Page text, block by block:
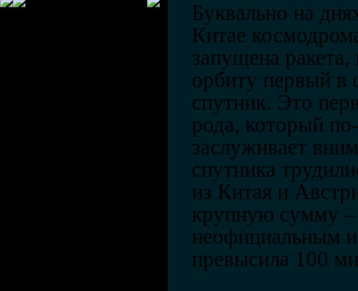
Буквально на
Китае
запущена
орбиту первый в
спутник. Это
рода, который
заслуживает
спутника
из Китая и
крупную сумму –
неофициальным
превысила 100